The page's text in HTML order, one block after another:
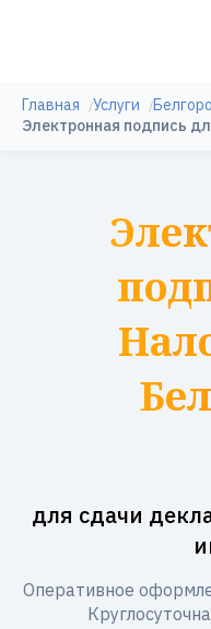
Главная Услуги
Электронная подпись
для сдачи
Оперативное